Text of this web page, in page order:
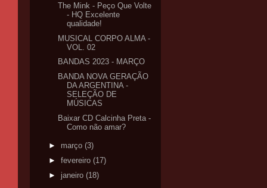
The Mink - Peço Que Volte
- HQ Excelente
qualidade!
MUSICAL CORPO ALMA -
VOL. 02
BANDAS 2023 - MARÇO
BANDA NOVA GERAÇÃO
DA ARGENTINA -
SELEÇÃO DE
MÚSICAS
Baixar CD Calcinha Preta -
Como não amar?
► março (3)
► fevereiro (17)
► janeiro (18)